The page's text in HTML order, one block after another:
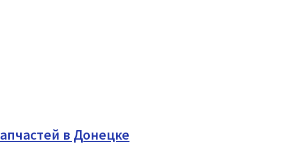
в Донецке